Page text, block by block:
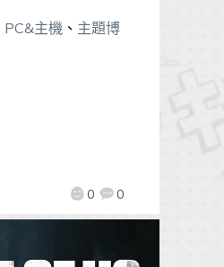
0 0
PC&主機 、 主題博